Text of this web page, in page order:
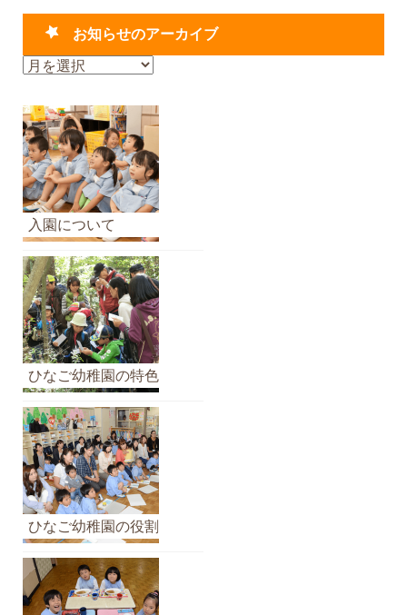
お知らせのアーカイブ
お
ら
せ
の
ア
ー
カ
イ
ブ
入園について
ひなご幼稚園の特色
ひなご幼稚園の役割